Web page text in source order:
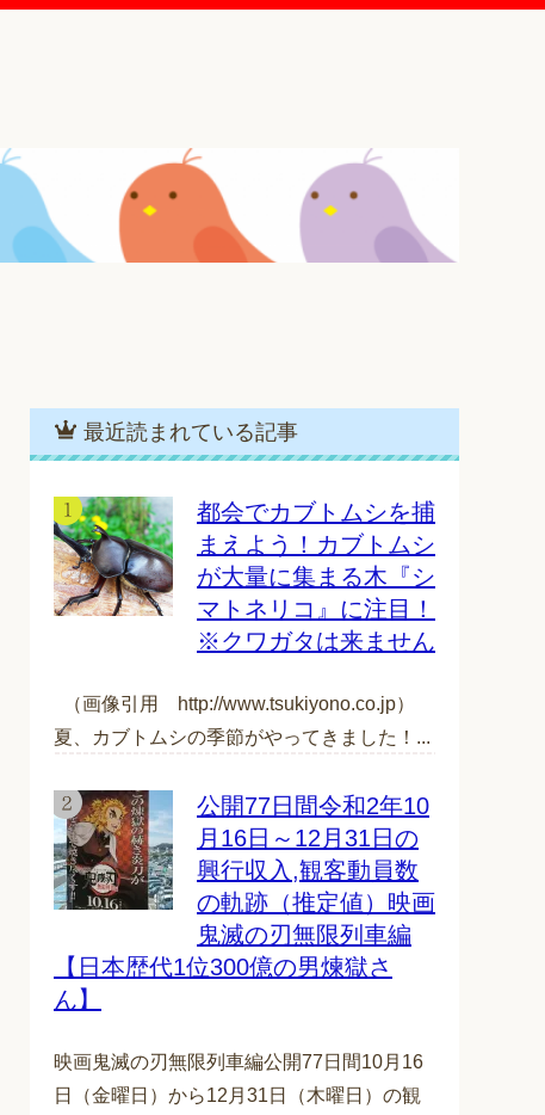
最近読まれている記事
都会でカブトムシを捕
まえよう！カブトムシ
が大量に集まる木『シ
マトネリコ』に注目！
※クワガタは来ません
（画像引用 http://www.tsukiyono.co.jp）
夏、カブトムシの季節がやってきました！...
公開77日間令和2年10
月16日～12月31日の
興行収入,観客動員数
の軌跡（推定値）映画
鬼滅の刃無限列車編
【日本歴代1位300億の男煉獄さ
ん】
映画鬼滅の刃無限列車編公開77日間10月16
日（金曜日）から12月31日（木曜日）の観